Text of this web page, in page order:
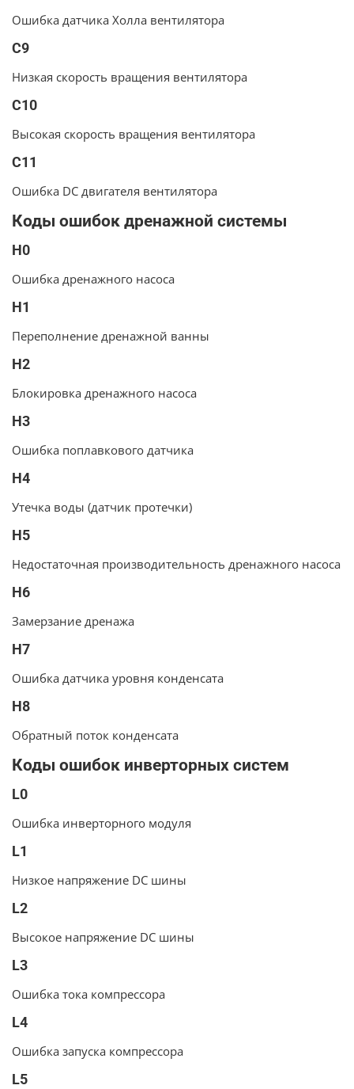
Ошибка датчика Холла вентилятора
C9
Низкая скорость вращения вентилятора
C10
Высокая скорость вращения вентилятора
C11
Ошибка DC двигателя вентилятора
Коды ошибок дренажной системы
H0
Ошибка дренажного насоса
H1
Переполнение дренажной ванны
H2
Блокировка дренажного насоса
H3
Ошибка поплавкового датчика
H4
Утечка воды (датчик протечки)
H5
Недостаточная производительность дренажного насоса
H6
Замерзание дренажа
H7
Ошибка датчика уровня конденсата
H8
Обратный поток конденсата
Коды ошибок инверторных систем
L0
Ошибка инверторного модуля
L1
Низкое напряжение DC шины
L2
Высокое напряжение DC шины
L3
Ошибка тока компрессора
L4
Ошибка запуска компрессора
L5